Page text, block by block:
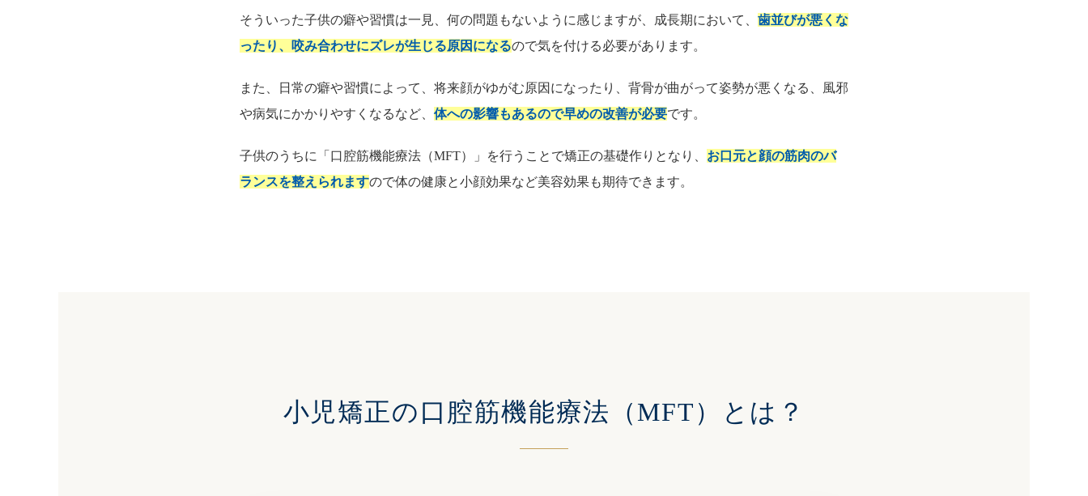
そういった子供の癖や習慣は一見、何の問題もないように感じますが、成長期において、 歯並びが悪くな
ったり、咬み合わせにズレが生じる原因になるので気を付ける必要があります。
また、日常の癖や習慣によって、将来顔がゆがむ原因になったり、背骨が曲がって姿勢が悪くなる、風邪
や病気にかかりやすくなるなど、 体への影響もあるので早めの改善が必要です。
子供のうちに「口腔筋機能療法（MFT）」を行うことで矯正の基礎作りとなり、 お口元と顔の筋肉のバ
ランスを整えられますので体の健康と小顔効果など美容効果も期待できます。
小児矯正の口腔筋機能療法（MFT）とは？